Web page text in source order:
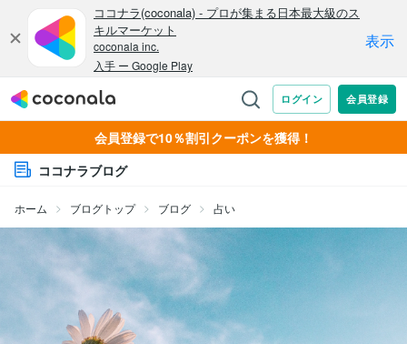
会員登録で10％割引クーポンを獲得！
ココナラブログ
ホーム ブログトップ ブログ 占い